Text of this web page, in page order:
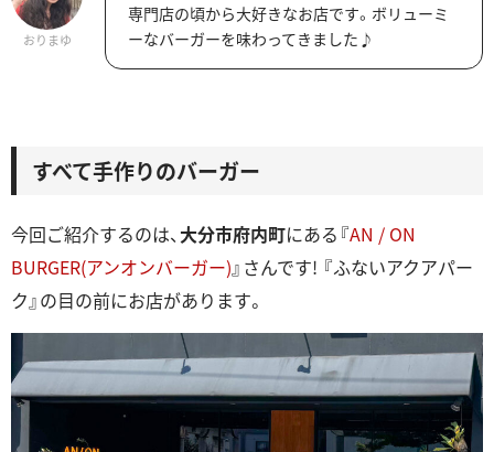
おりまゆ
専門店の頃から大好きなお店です。ボリューミ
ーなバーガーを味わってきました♪
すべて手作りのバーガー
今回ご紹介するのは、 大分市府内町にある『AN / ON
BURGER(アンオンバーガー)』さんです! 『ふないアクアパー
ク』の目の前にお店があります。